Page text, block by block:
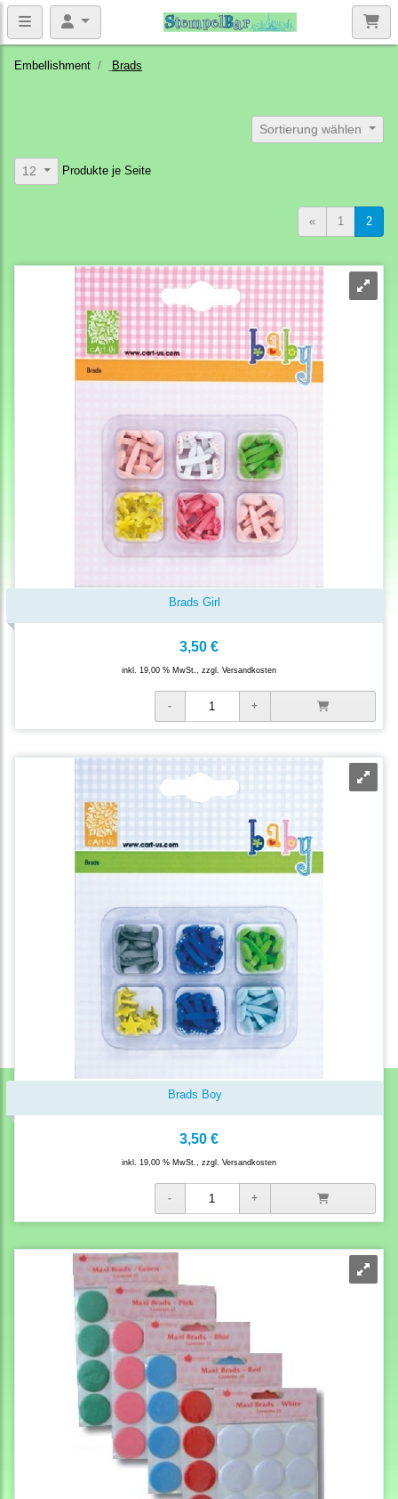
Embellishment Brads
Sortierung wählen
12 Produkte je Seite
« 1 2
Brads Girl
3,50 €
inkl. 19,00 % MwSt., zzgl. Versandkosten
Brads Boy
3,50 €
inkl. 19,00 % MwSt., zzgl. Versandkosten